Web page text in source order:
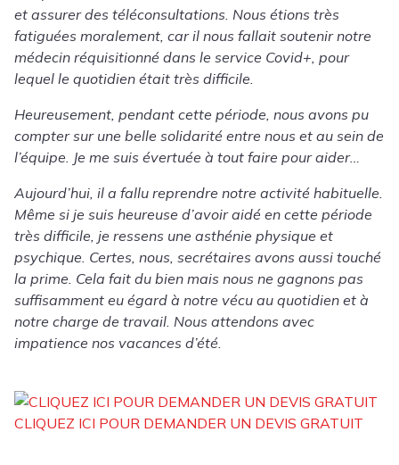
et assurer des téléconsultations. Nous étions très
fatiguées moralement, car il nous fallait soutenir notre
médecin réquisitionné dans le service Covid+, pour
lequel le quotidien était très difficile.
Heureusement, pendant cette période, nous avons pu
compter sur une belle solidarité entre nous et au sein de
l’équipe. Je me suis évertuée à tout faire pour aider…
Aujourd’hui, il a fallu reprendre notre activité habituelle.
Même si je suis heureuse d’avoir aidé en cette période
très difficile, je ressens une asthénie physique et
psychique. Certes, nous, secrétaires avons aussi touché
la prime. Cela fait du bien mais nous ne gagnons pas
suffisamment eu égard à notre vécu au quotidien et à
notre charge de travail. Nous attendons avec
impatience nos vacances d’été.
CLIQUEZ ICI POUR DEMANDER UN DEVIS GRATUIT